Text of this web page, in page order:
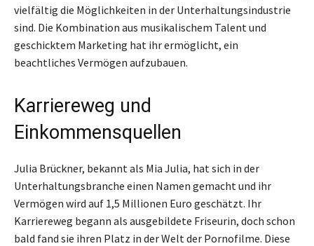
vielfältig die Möglichkeiten in der Unterhaltungsindustrie
sind. Die Kombination aus musikalischem Talent und
geschicktem Marketing hat ihr ermöglicht, ein
beachtliches Vermögen aufzubauen.
Karriereweg und
Einkommensquellen
Julia Brückner, bekannt als Mia Julia, hat sich in der
Unterhaltungsbranche einen Namen gemacht und ihr
Vermögen wird auf 1,5 Millionen Euro geschätzt. Ihr
Karriereweg begann als ausgebildete Friseurin, doch schon
bald fand sie ihren Platz in der Welt der Pornofilme. Diese